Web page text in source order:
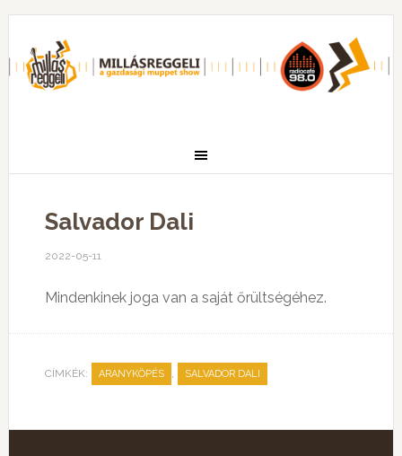
Salvador Dali
2022-05-11
Mindenkinek joga van a saját őrültségéhez.
CÍMKÉK: ARANYKÖPÉS , SALVADOR DALI